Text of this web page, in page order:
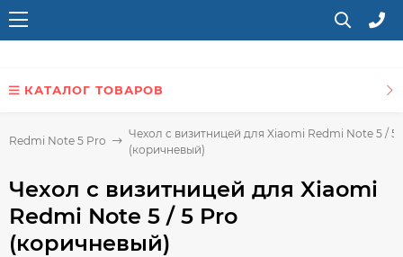
КАТАЛОГ ТОВАРОВ
Redmi Note 5 Pro
Чехол с визитницей для Xiaomi Redmi Note 5 / 5
(коричневый)
Чехол с визитницей для Xiaomi
Redmi Note 5 / 5 Pro
(коричневый)